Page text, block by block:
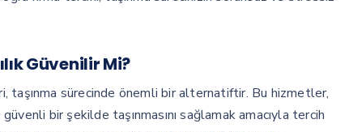
Güvenilir Mi?
taşınma sürecinde önemli bir alternatiftir. Bu hizmetler,
bir şekilde taşınmasını sağlamak amacıyla tercih